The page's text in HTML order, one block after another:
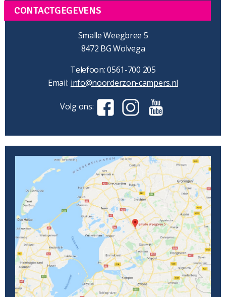
CONTACTGEGEVENS
Smalle Weegbree 5
8472 BG Wolvega
Telefoon: 0561-700 205
Email: info@noorderzon-campers.nl
Volg ons: